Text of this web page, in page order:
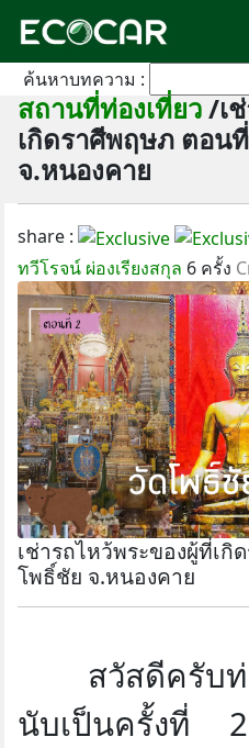
ค้นหาบทความ :
สถานที่ท่องเที่ยว/เ
เกิดราศีพฤษภ ตอน
จ.หนองคาย
share :
ทวีโรจน์ ผ่องเรียงสกุล 6 ครั้ง
เช่ารถไหว้พระของผู้ที่เ
โพธิ์ชัย จ.หนองคาย
สวัสดีครับ
นับเป็นครั้งที่